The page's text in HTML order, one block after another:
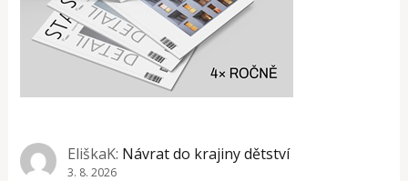
EliškaK: Návrat do krajiny dětství
3. 8. 2026